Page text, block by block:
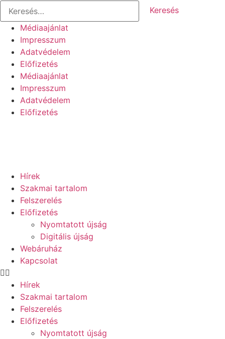
Ugrás
a
tartalomhoz
Keresés:
Médiaajánlat
Impresszum
Adatvédelem
Előfizetés
Médiaajánlat
Impresszum
Adatvédelem
Előfizetés
Hírek
Szakmai tartalom
Felszerelés
Előfizetés
Nyomtatott újság
Digitális újság
Webáruház
Kapcsolat
Hírek
Szakmai tartalom
Felszerelés
Előfizetés
Nyomtatott újság